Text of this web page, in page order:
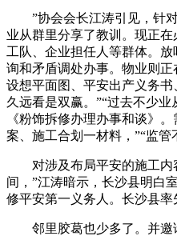
”协会会长江涛引见，针对
业从群里分享了教训。现正
工队、企业担任人等群体。
询和矛盾调处办事。物业则
设想平面图、平安出产义务书
久远看是双赢。”“过去不少
《粉饰拆修办理办事和谈》
案、施工合划一材料，”“监管
对涉及布局平安的施工内
间，”江涛暗示，长沙县明白
修平安第一义务人。长沙县
邻里胶葛也少多了。并邀